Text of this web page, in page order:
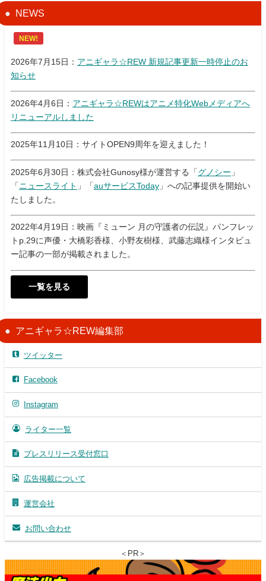
NEWS
NEW!
2026年7月15日： アニギャラ☆REW 新規記事更新一時停止のお
知らせ
2026年4月6日： アニギャラ☆REWはアニメ特化Webメディアへ
リニューアルしました
2025年11月10日：サイトOPEN9周年を迎えました！
2025年6月30日：株式会社Gunosy様が運営する「 グノシー 」
「 ニュースライト 」「auサービスToday 」への記事提供を開始い
たしました。
2022年4月19日：映画『ミューン 月の守護者の伝説』パンフレッ
トp.29に声優・大橋彩香様、小野友樹様、武藤志織様インタビュ
ー記事の一部が掲載されました。
一覧を見る
アニギャラ☆REW編集部
ツイッター
Facebook
Instagram
ライター一覧
プレスリリース受付窓口
広告掲載について
運営会社
お問い合わせ
＜PR＞